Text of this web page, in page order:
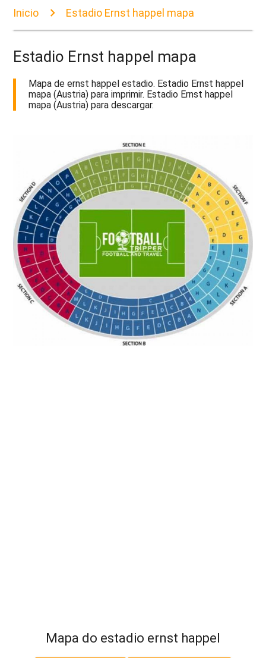
Inicio Estadio Ernst happel mapa
Estadio Ernst happel mapa
Mapa de ernst happel estadio. Estadio Ernst happel
mapa (Austria) para imprimir. Estadio Ernst happel
mapa (Austria) para descargar.
Mapa do estadio ernst happel